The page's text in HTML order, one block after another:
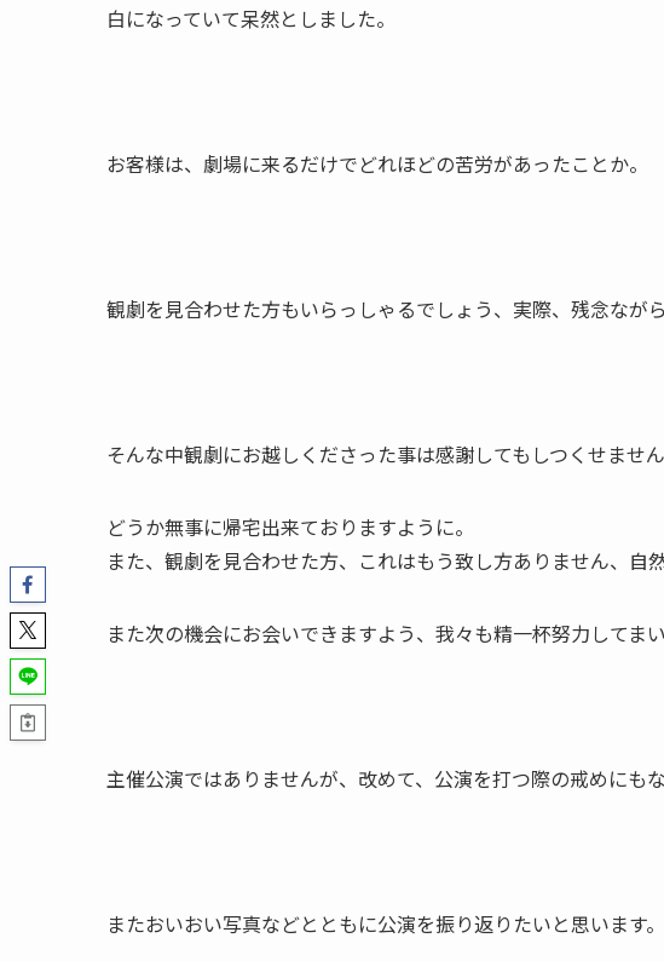
白になっていて呆然としました。
お客様は、劇場に来るだけでどれほどの苦労があったことか。
観劇を見合わせた方もいらっしゃるでしょう、実際、残念なが
そんな中観劇にお越しくださった事は感謝してもしつくせません
どうか無事に帰宅出来ておりますように。
また、観劇を見合わせた方、これはもう致し方ありません、自
また次の機会にお会いできますよう、我々も精一杯努力してま
主催公演ではありませんが、改めて、公演を打つ際の戒めにも
またおいおい写真などとともに公演を振り返りたいと思います。